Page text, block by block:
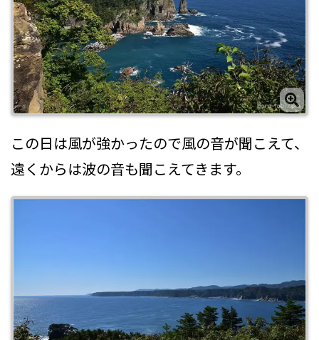
この日は風が強かったので風の音が聞こえて、
遠くからは波の音も聞こえてきます。